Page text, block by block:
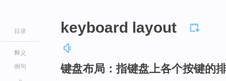
目录
释义
例句
keyboard layout
键盘布局：指键盘上各个按键的